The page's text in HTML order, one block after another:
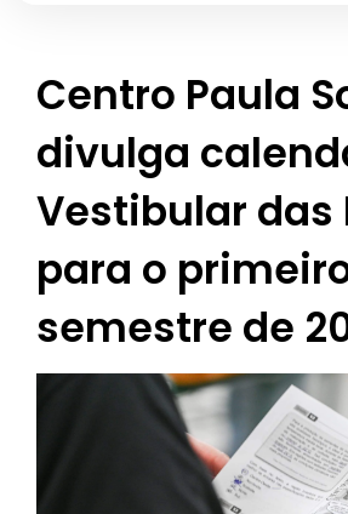
Centro Paula
divulga
Vestibular das
para o
semestre de